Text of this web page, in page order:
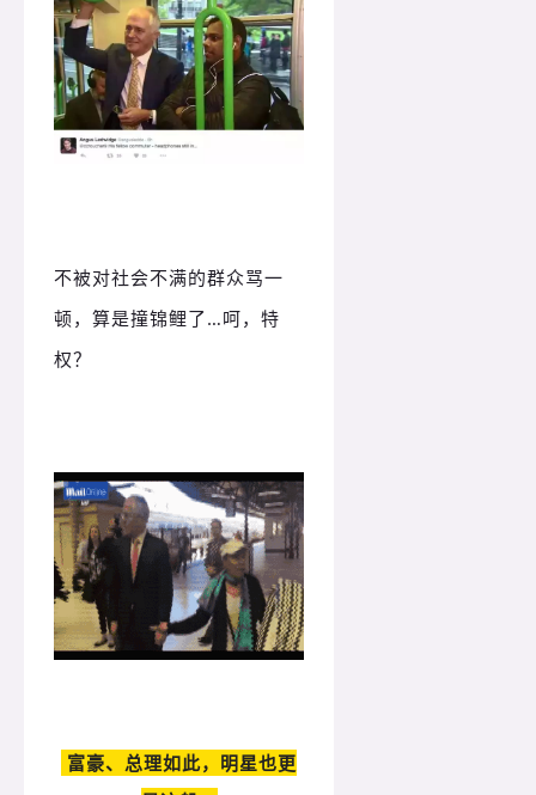
不被对社会不满的群众骂一
顿，算是撞锦鲤了…呵，特
权？
富豪、总理如此，明星也更